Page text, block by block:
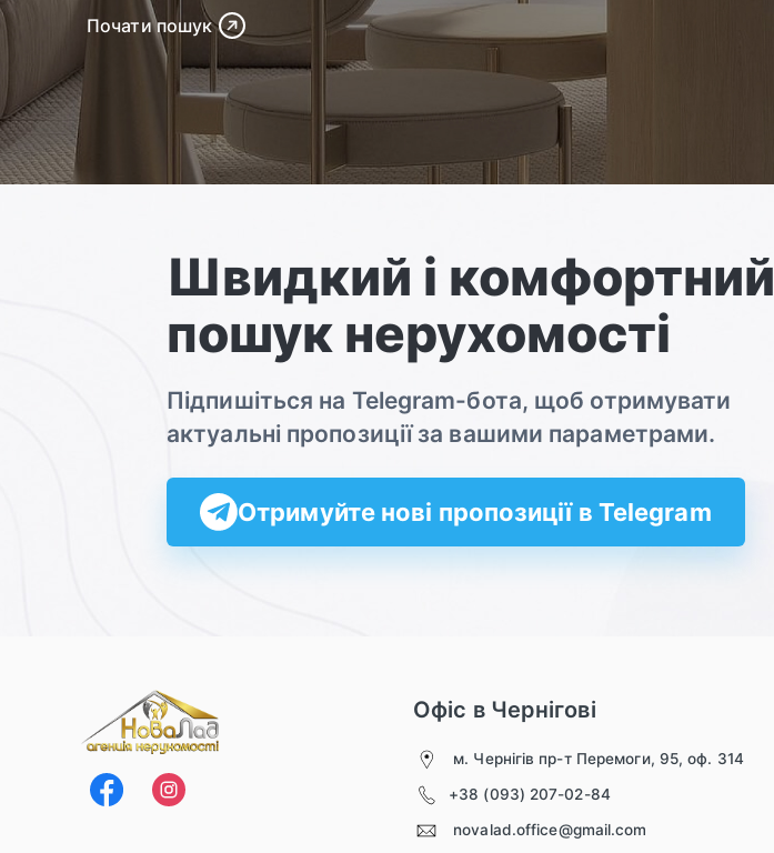
Почати пошук
Швидкий і комфортний
пошук нерухомості
Підпишіться на Telegram-бота, щоб отримувати
актуальні пропозиції за вашими параметрами.
Отримуйте нові пропозиції в Telegram
Офіс в Чернігові
м. Чернігів пр-т Перемоги, 95, оф. 314
+38 (093) 207-02-84
novalad.office@gmail.com